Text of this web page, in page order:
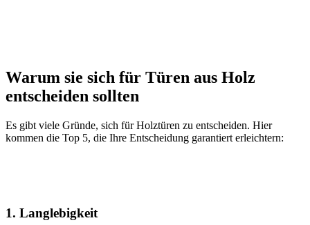
Warum sie sich für Türen aus Holz
entscheiden sollten
Es gibt viele Gründe, sich für Holztüren zu entscheiden. Hier
kommen die Top 5, die Ihre Entscheidung garantiert erleichtern:
1. Langlebigkeit